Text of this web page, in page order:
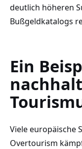
deutlich höheren
Bußgeldkatalogs
Ein
Viele europäische
Overtourism